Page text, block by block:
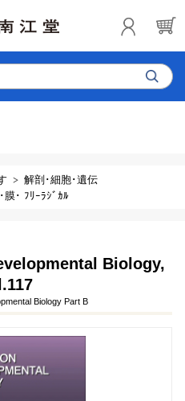
解剖･細胞･遺伝
膜･ ﾌﾘｰﾗｼﾞｶﾙ
Biology,
Biology Part B